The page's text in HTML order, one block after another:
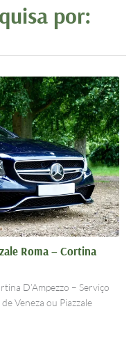
por:
Roma – Cortina
D’Ampezzo – Serviço
Veneza ou Piazzale